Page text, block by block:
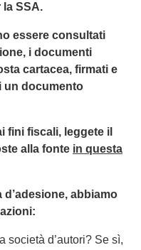
SSA.
essere consultati
i documenti
cartacea, firmati e
un documento
fini fiscali, leggete il
alla fonte in questa
abbiamo
società d’autori? Se sì,